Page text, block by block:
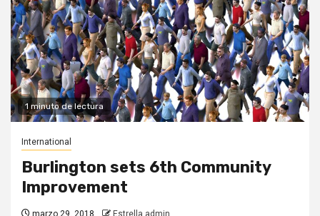
1 minuto de lectura
International
Burlington sets 6th Community
Improvement
marzo 29, 2018 Estrella admin